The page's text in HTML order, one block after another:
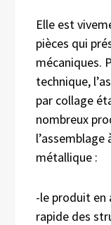
Elle est
pièces qui
mécaniques.
technique,
par collage
nombreux
métallique :
-le produit en
rapide des